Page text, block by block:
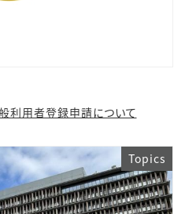
利用者登録申請について
Topics